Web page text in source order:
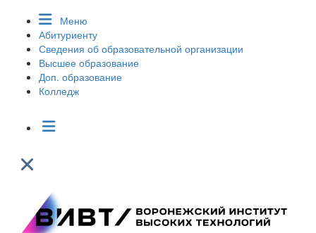
Меню
Абитуриенту
Сведения об образовательной организации
Высшее образование
Доп. образование
Колледж